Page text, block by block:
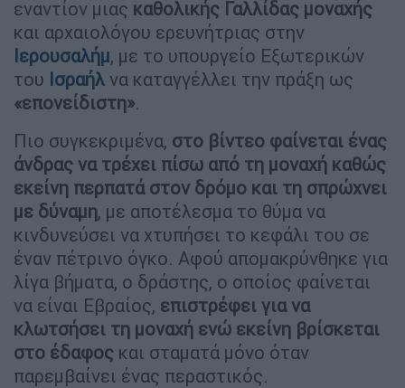
εναντίον μιας καθολικής Γαλλίδας μοναχής
και αρχαιολόγου ερευνήτριας στην
Ιερουσαλήμ, με το υπουργείο Εξωτερικών
του Ισραήλ να καταγγέλλει την πράξη ως
«επονείδιστη».
Πιο συγκεκριμένα, στο βίντεο φαίνεται ένας
άνδρας να τρέχει πίσω από τη μοναχή καθώς
εκείνη περπατά στον δρόμο και τη σπρώχνει
με δύναμη, με αποτέλεσμα το θύμα να
κινδυνεύσει να χτυπήσει το κεφάλι του σε
έναν πέτρινο όγκο. Αφού απομακρύνθηκε για
λίγα βήματα, ο δράστης, ο οποίος φαίνεται
να είναι Εβραίος, επιστρέφει για να
κλωτσήσει τη μοναχή ενώ εκείνη βρίσκεται
στο έδαφος και σταματά μόνο όταν
παρεμβαίνει ένας περαστικός.